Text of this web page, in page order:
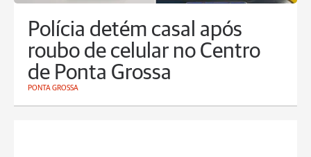
Polícia detém casal após
roubo de celular no Centro
de Ponta Grossa
PONTA GROSSA